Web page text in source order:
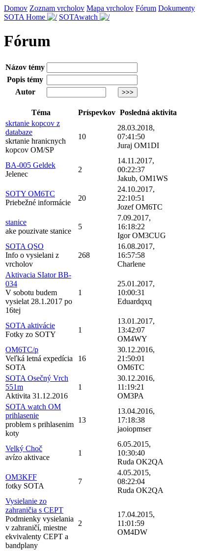
Domov Zoznam vrcholov Mapa vrcholov Fórum Dokumenty
SOTA Home
SOTAwatch
Fórum
Názov témy
Popis témy
Autor
Téma Príspevkov Posledná aktivita
skrtanie kopcov z
databaze
skrtanie hranicnych
kopcov OM/SP
10
28.03.2018,
07:41:50
Juraj OM1DI
BA-005 Geldek
Jelenec
2
14.11.2017,
00:22:37
Jakub, OM1WS
SOTY OM6TC
Priebežné informácie
20
24.10.2017,
22:10:51
Jozef OM6TC
stanice
ake pouzivate stanice
5
7.09.2017,
16:18:22
Igor OM3CUG
SOTA QSO
Info o vysielani z
vrcholov
268
16.08.2017,
16:57:58
Charlene
Aktivacia SIator BB-
034
V sobotu budem
vysielat 28.1.2017 po
16tej
1
25.01.2017,
10:00:31
Eduardqxq
SOTA aktivácie
Fotky zo SOTY
1
13.01.2017,
13:42:07
OM4WY
OM6TC/p
Veľká letná expedícia
SOTA
16
30.12.2016,
21:50:01
OM6TC
SOTA Osečný Vrch
551m
Aktivita 31.12.2016
1
30.12.2016,
11:19:21
OM3PA
SOTA watch OM
prihlasenie
problem s prihlasenim
koty
13
13.04.2016,
17:18:38
jaoiopmser
Velký Choč
avízo aktivace
1
6.05.2015,
10:30:40
Ruda OK2QA
OM3KFF
fotky SOTA
7
4.05.2015,
08:22:04
Ruda OK2QA
Vysielanie zo
zahraničia s CEPT
Podmienky vysielania
v zahraničí, miestne
ekvivalenty CEPT a
bandplany
2
17.04.2015,
11:01:59
OM4DW